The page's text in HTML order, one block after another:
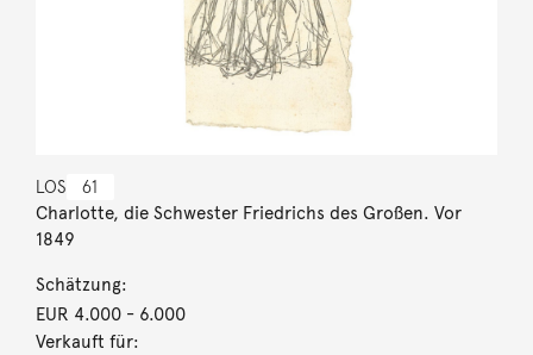
LOS 61
Charlotte, die Schwester Friedrichs des Großen. Vor
1849
Schätzung:
EUR 4.000- 6.000
Verkauft für: